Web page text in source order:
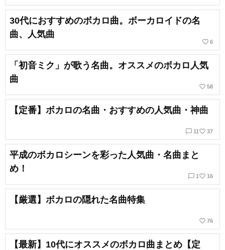
30代におすすめのボカロ曲。ボーカロイドの名
曲、人気曲
favorite_border 6
「初音ミク」が歌う名曲。オススメのボカロ人気
曲
favorite_border 58
【定番】ボカロの名曲・おすすめの人気曲・神曲
chat_bubble_outline 11 favorite_border 37
平成のボカロシーンを彩った人気曲・名曲まと
め！
chat_bubble_outline 1 favorite_border 16
【厳選】ボカロの隠れた名曲特集
favorite_border 76
【最新】10代にオススメのボカロ曲まとめ【定